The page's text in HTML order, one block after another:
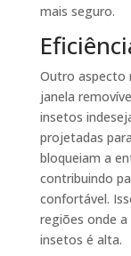
mais seguro.
Outro aspecto
janela
insetos
projetadas
bloqueiam a
contribuindo
confortável.
regiões onde
insetos é alta.